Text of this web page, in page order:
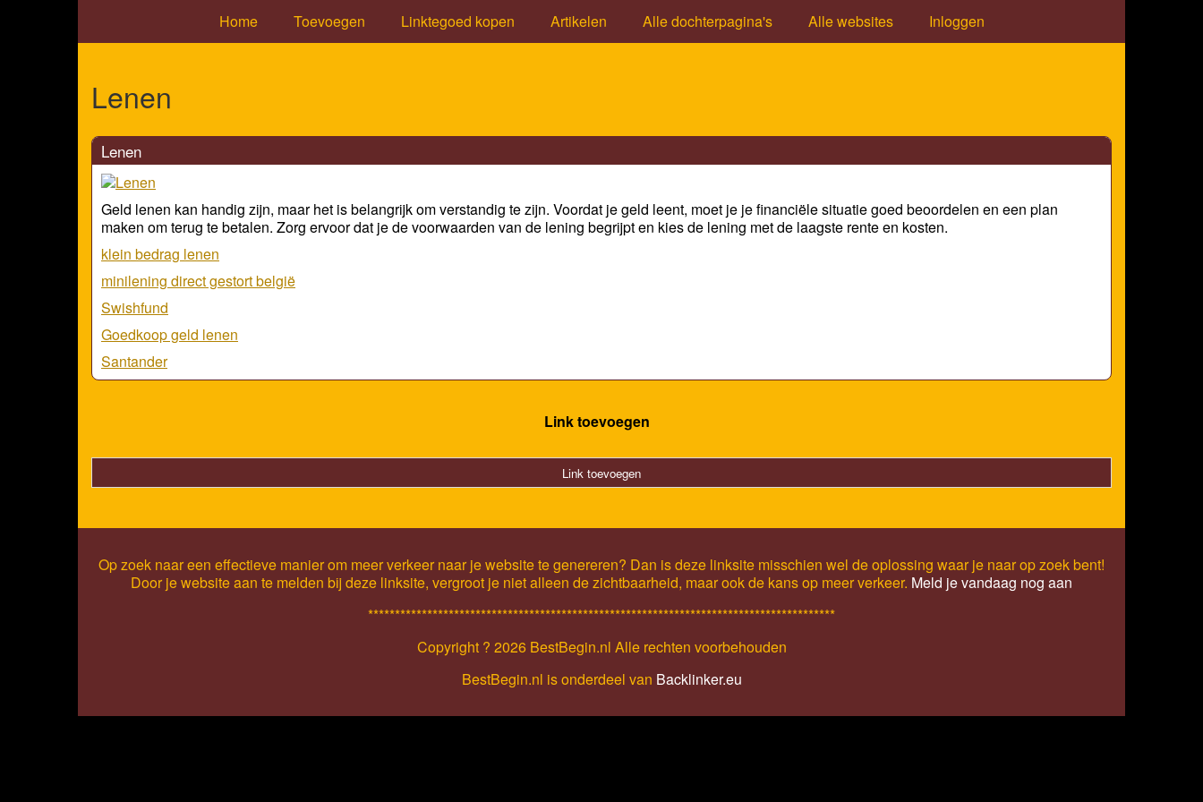
Home Toevoegen Linktegoed kopen Artikelen Alle dochterpagina's Alle websites Inloggen
Lenen
Lenen
Geld lenen kan handig zijn, maar het is belangrijk om verstandig te zijn. Voordat je geld leent, moet je je financiële situatie goed beoordelen en een plan
maken om terug te betalen. Zorg ervoor dat je de voorwaarden van de lening begrijpt en kies de lening met de laagste rente en kosten.
klein bedrag lenen
minilening direct gestort belgië
Swishfund
Goedkoop geld lenen
Santander
Link toevoegen
Link toevoegen
Op zoek naar een effectieve manier om meer verkeer naar je website te genereren? Dan is deze linksite misschien wel de oplossing waar je naar op zoek bent!
Door je website aan te melden bij deze linksite, vergroot je niet alleen de zichtbaarheid, maar ook de kans op meer verkeer. Meld je vandaag nog aan
***************************************************************************************
Copyright ? 2026 BestBegin.nl Alle rechten voorbehouden
BestBegin.nl is onderdeel van Backlinker.eu